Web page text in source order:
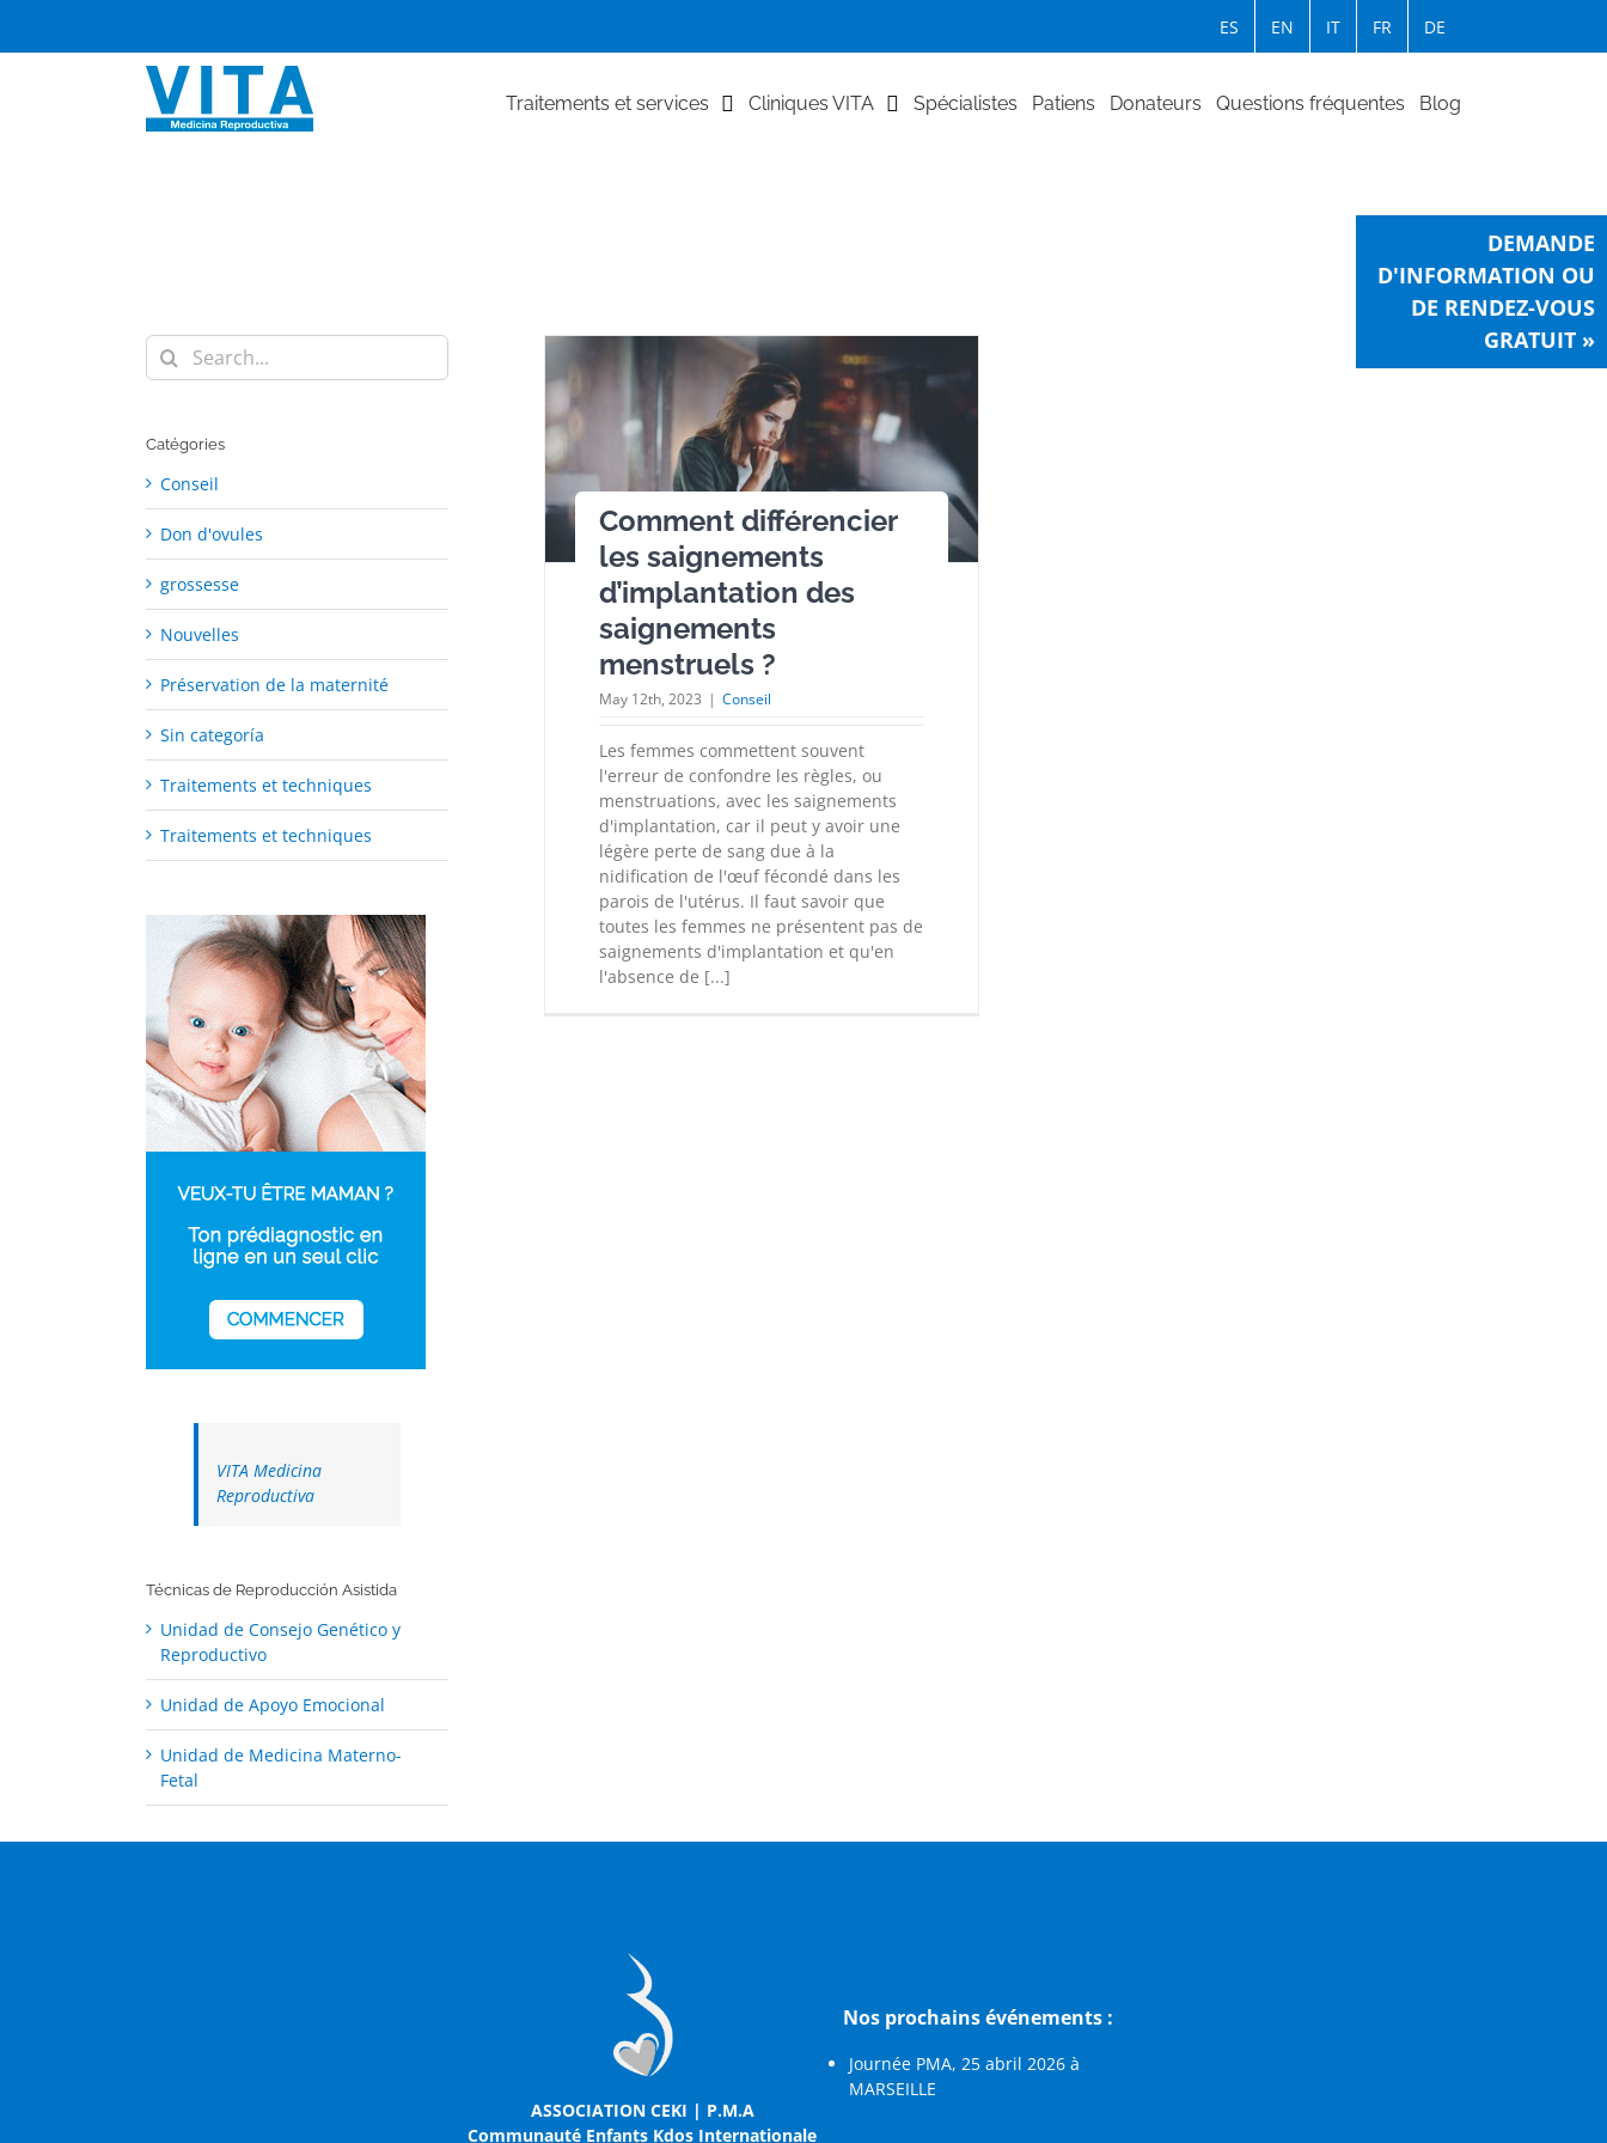
ES EN IT FR DE
Traitements et services Cliniques VITA Spécialistes Patiens Donateurs Questions fréquentes Blog
DEMANDE
D'INFORMATION OU
DE RENDEZ-VOUS
GRATUIT »
Comment différencier
les saignements
d’implantation des
saignements
menstruels ?
May 12th, 2023 | Conseil
Les femmes commettent souvent
l'erreur de confondre les règles, ou
menstruations, avec les saignements
d'implantation, car il peut y avoir une
légère perte de sang due à la
nidification de l'œuf fécondé dans les
parois de l'utérus. Il faut savoir que
toutes les femmes ne présentent pas de
saignements d'implantation et qu'en
l'absence de [...]
Search
for:
Catégories
Conseil
Don d'ovules
grossesse
Nouvelles
Préservation de la maternité
Sin categoría
Traitements et techniques
Traitements et techniques
VITA Medicina
Reproductiva
Técnicas de Reproducción Asistida
Unidad de Consejo Genético y
Reproductivo
Unidad de Apoyo Emocional
Unidad de Medicina Materno-
Fetal
ASSOCIATION CEKI | P.M.A
Communauté Enfants Kdos Internationale
Nos prochains événements :
Journée PMA, 25 abril 2026 à
MARSEILLE